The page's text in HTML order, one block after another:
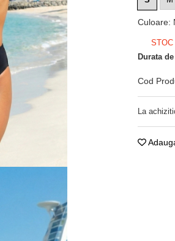
Culoare:
Durata
Cod
La